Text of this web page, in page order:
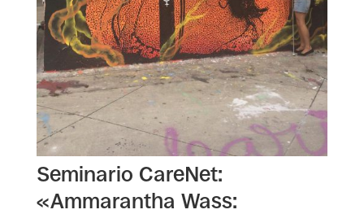
Seminario CareNet:
«Ammarantha Wass: